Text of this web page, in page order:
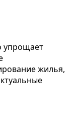
упрощает
жилья,